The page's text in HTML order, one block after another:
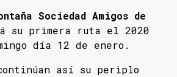
Sociedad Amigos de
su primera ruta el 2020
día 12 de enero.
así su periplo